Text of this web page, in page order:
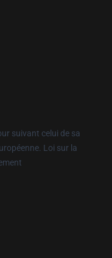
suivant celui de sa
Loi sur la